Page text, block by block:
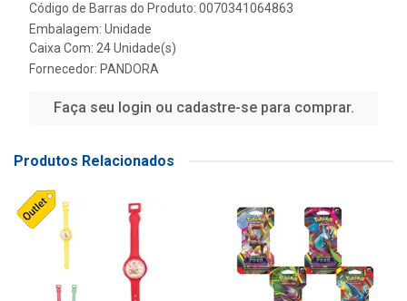
Código de Barras do Produto: 0070341064863
Embalagem: Unidade
Caixa Com: 24 Unidade(s)
Fornecedor: PANDORA
Faça seu login ou cadastre-se para comprar.
Produtos Relacionados